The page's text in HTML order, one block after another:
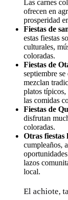
Las carnes
ofrecen en
prosperidad
Fiestas de
estas fiestas
culturales,
coloradas.
Fiestas de
septiembre
mezclan
platos típicos,
las comidas
Fiestas de
disfrutan
coloradas.
Otras fiestas
cumpleaños,
lazos
local.
El achiote,